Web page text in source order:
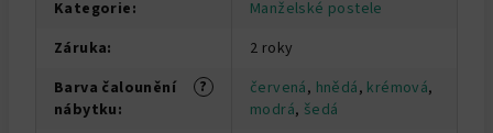
Kategorie:
Manželské postele
Záruka:
2 roky
?
Barva čalounění
nábytku:
červená, hnědá, krémová,
modrá, šedá